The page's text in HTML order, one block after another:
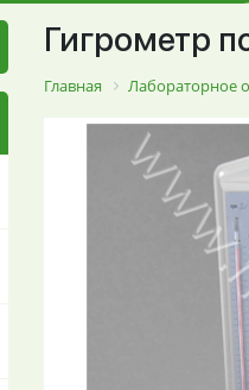
Гигрометр
Главная Лабораторное